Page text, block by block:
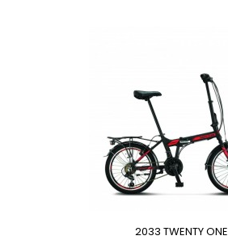
2033 TWENTY ONE